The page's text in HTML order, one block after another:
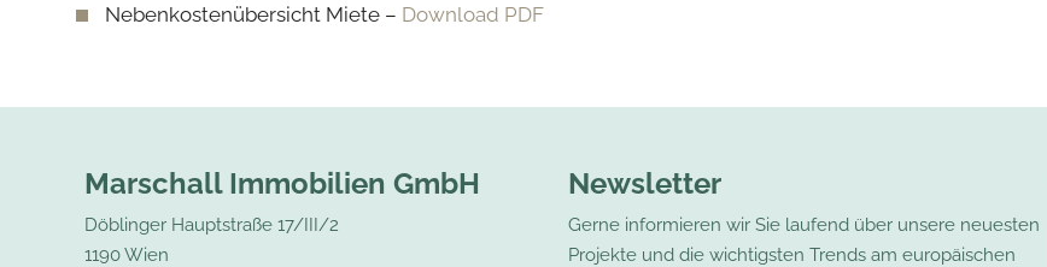
Nebenkostenübersicht Miete – Download PDF
Marschall Immobilien GmbH
Döblinger Hauptstraße 17/III/2
1190 Wien
Newsletter
Gerne informieren wir Sie laufend über unsere neuesten
Projekte und die wichtigsten Trends am europäischen